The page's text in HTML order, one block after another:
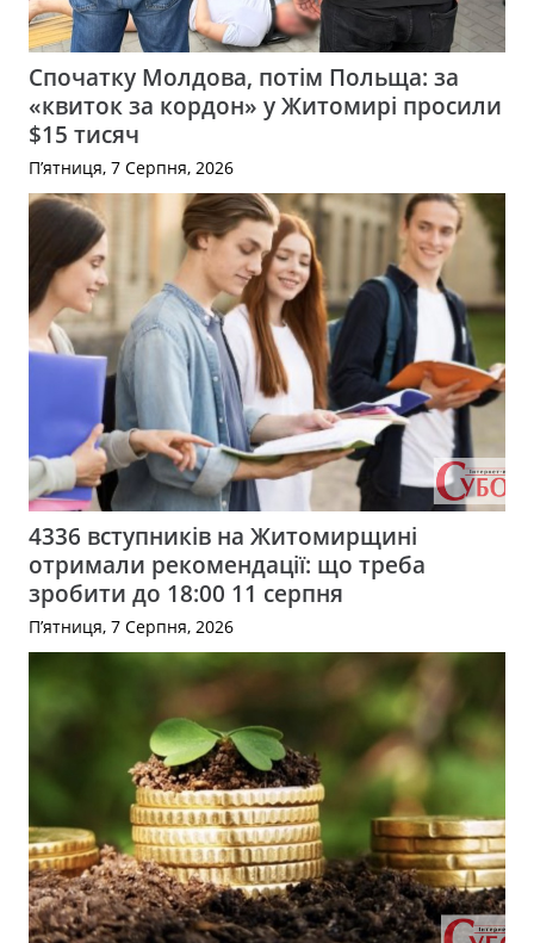
Спочатку Молдова, потім Польща: за
«квиток за кордон» у Житомирі просили
$15 тисяч
П’ятниця, 7 Серпня, 2026
4336 вступників на Житомирщині
отримали рекомендації: що треба
зробити до 18:00 11 серпня
П’ятниця, 7 Серпня, 2026